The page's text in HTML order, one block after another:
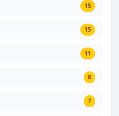
15
15
11
8
7